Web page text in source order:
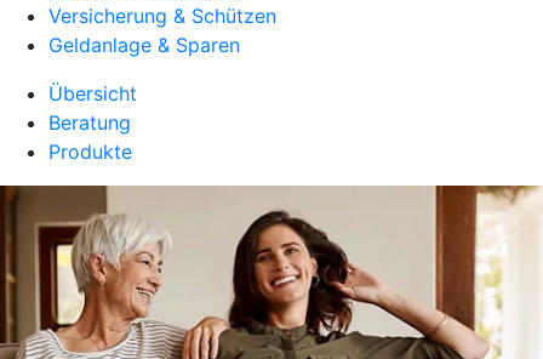
Versicherung & Schützen
Geldanlage & Sparen
Übersicht
Beratung
Produkte